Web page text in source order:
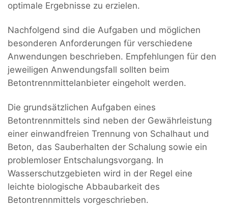
optimale Ergebnisse zu erzielen.
Nachfolgend sind die Aufgaben und möglichen
besonderen Anforderungen für verschiedene
Anwendungen beschrieben. Empfehlungen für den
jeweiligen Anwendungsfall sollten beim
Betontrennmittelanbieter eingeholt werden.
Die grundsätzlichen Aufgaben eines
Betontrennmittels sind neben der Gewährleistung
einer einwandfreien Trennung von Schalhaut und
Beton, das Sauberhalten der Schalung sowie ein
problemloser Entschalungsvorgang. In
Wasserschutzgebieten wird in der Regel eine
leichte biologische Abbaubarkeit des
Betontrennmittels vorgeschrieben.